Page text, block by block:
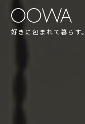
好きに包まれて暮らす。